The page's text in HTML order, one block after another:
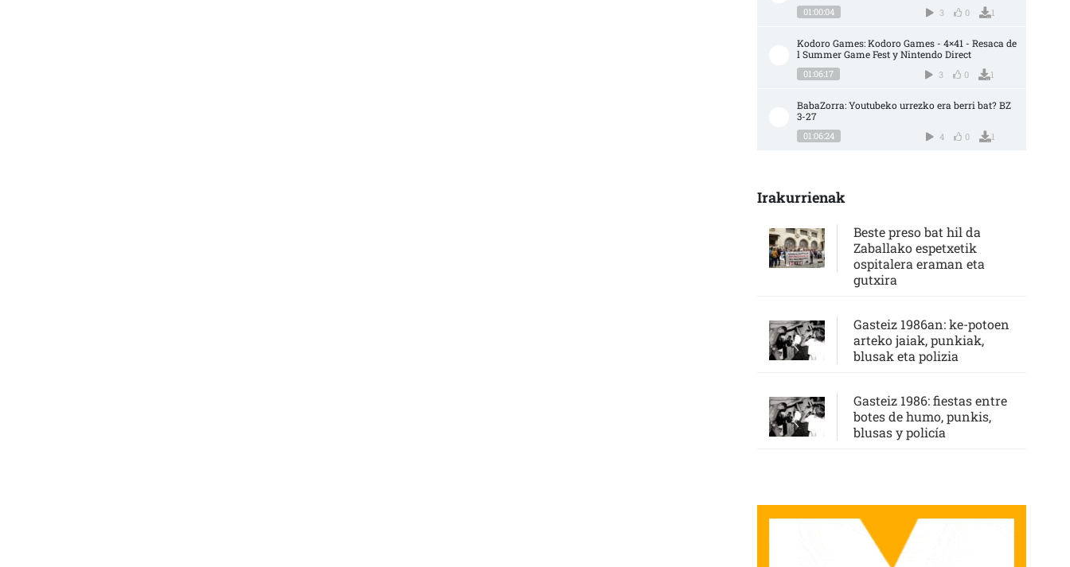
01:00:04 3 0 1
Kodoro Games: Kodoro Games - 4×41 - Resaca de
l Summer Game Fest y Nintendo Direct
01:06:17 3 0 1
BabaZorra: Youtubeko urrezko era berri bat? BZ
3-27
01:06:24 4 0 1
Irakurrienak
Beste preso bat hil da
Zaballako espetxetik
ospitalera eraman eta
gutxira
Gasteiz 1986an: ke-potoen
arteko jaiak, punkiak,
blusak eta polizia
Gasteiz 1986: fiestas entre
botes de humo, punkis,
blusas y policía